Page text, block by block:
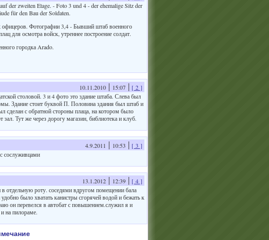
der zweiten Etage. - Foto 3 und 4 - der ehemalige Sitz der
für den Bau der Soldaten.
офицеров. Фотографии 3,4 - Бывший штаб военного
для осмотра войск, утреннее построение солдат.
городка Arado.
10.11.2010 15:07
[ 2 ]
столовой. 3 и 4 фото это здание штаба. Слева был
Здание стоит буквой П. Половина здания был штаб и
сделан с обратной стороны плаца, на котором было
Тут же через дорогу магазин, библиотека и клуб.
4.9.2011 10:53
[ 3 ]
сослуживцами
13.1.2012 12:39
[ 4 ]
отдельную роту. соседями вдругом помещении бала
было хватать канистры сгорячей водой и бежать к
он перевелся в автобат с повышением.служил я и
на пилораме.